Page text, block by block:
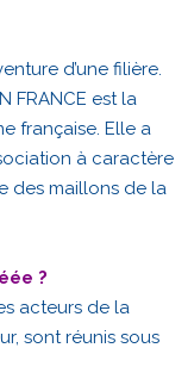
d’une filière.
FRANCE est la
française. Elle a
à caractère
des maillons de la
?
acteurs de la
sont réunis sous